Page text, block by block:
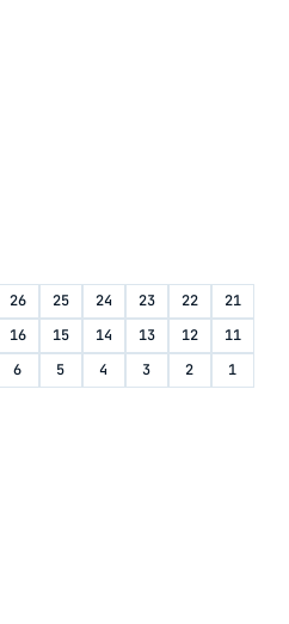
26 25 24 23 22
21
16 15 14 13 12
11
6 5 4 3 2 1